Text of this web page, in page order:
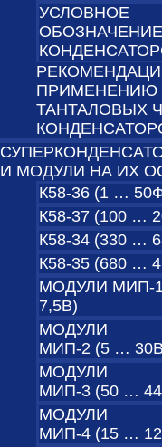
УСЛОВНОЕ
ОБОЗНАЧЕНИЕ
ПРИМЕНЕНИЮ
ТАНТАЛОВЫХ
И МОДУЛИ НА ИХ
К58-36 (1 …
К58-37 (100 …
К58-34 (330 …
К58-35 (680 …
МОДУЛИ МИП-
7,5B)
МОДУЛИ
МИП-2 (5 …
МОДУЛИ
МИП-3 (50 …
МОДУЛИ
МИП-4 (15 …